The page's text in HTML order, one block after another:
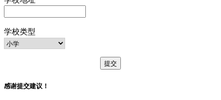
学校类型
提交
感谢提交建议！